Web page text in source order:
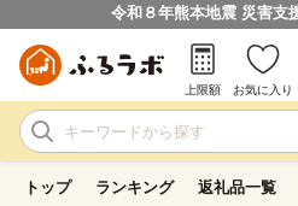
令和８年熊本地震 災害支
上限額 お気に入り
トップ ランキング 返礼品一覧